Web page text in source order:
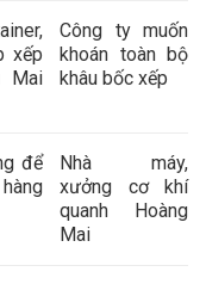
xếp
Mai
Công ty muốn
khoán toàn bộ
khâu bốc xếp
để
Nhà máy,
xưởng cơ khí
quanh Hoàng
Mai